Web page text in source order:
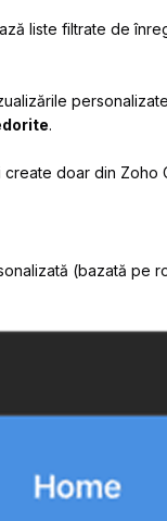
liste filtrate de
.
doar din Zoho
(bazată pe